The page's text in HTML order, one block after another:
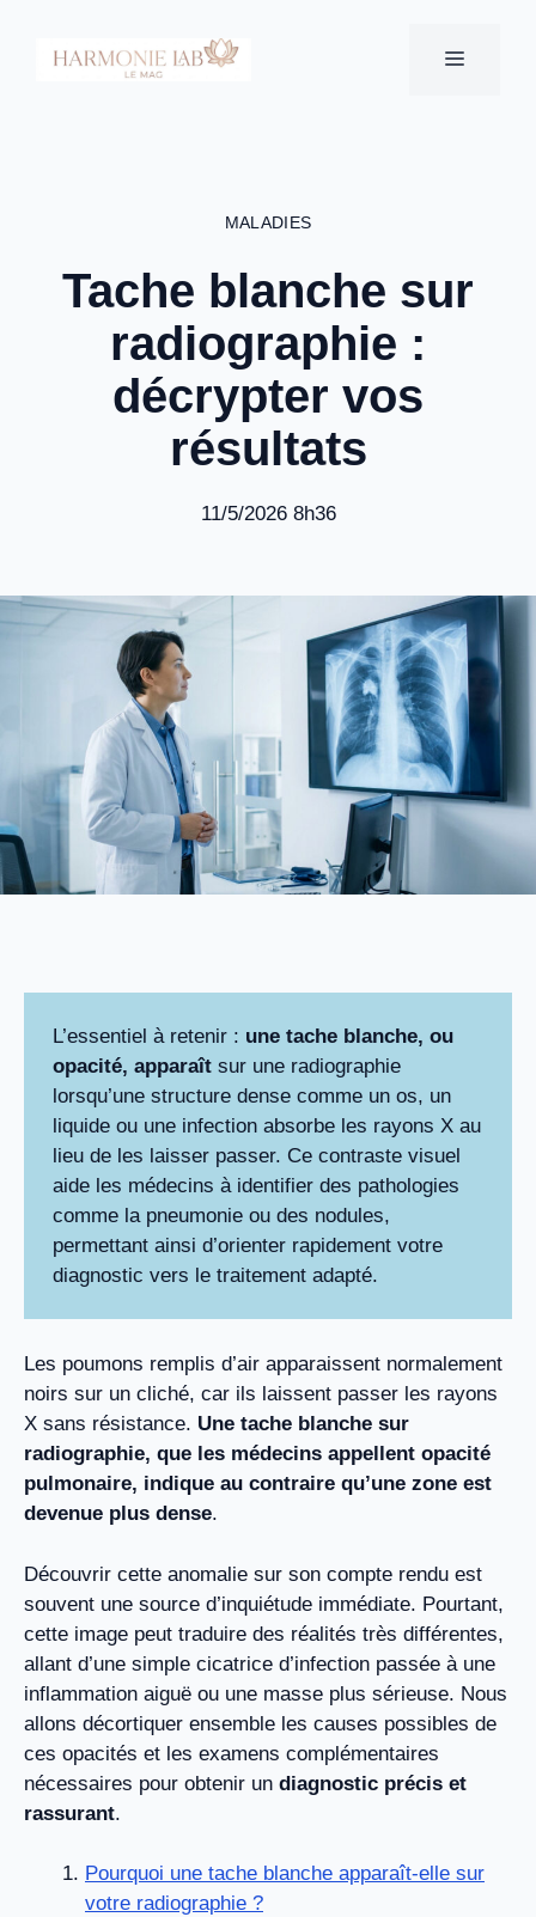
contenu
MENU
MALADIES
Tache blanche sur
radiographie :
décrypter vos
résultats
11/5/2026 8h36
L’essentiel à retenir : une tache blanche, ou
opacité, apparaît sur une radiographie
lorsqu’une structure dense comme un os, un
liquide ou une infection absorbe les rayons X au
lieu de les laisser passer. Ce contraste visuel
aide les médecins à identifier des pathologies
comme la pneumonie ou des nodules,
permettant ainsi d’orienter rapidement votre
diagnostic vers le traitement adapté.
Les poumons remplis d’air apparaissent normalement
noirs sur un cliché, car ils laissent passer les rayons
X sans résistance. Une tache blanche sur
radiographie, que les médecins appellent opacité
pulmonaire, indique au contraire qu’une zone est
devenue plus dense.
Découvrir cette anomalie sur son compte rendu est
souvent une source d’inquiétude immédiate. Pourtant,
cette image peut traduire des réalités très différentes,
allant d’une simple cicatrice d’infection passée à une
inflammation aiguë ou une masse plus sérieuse. Nous
allons décortiquer ensemble les causes possibles de
ces opacités et les examens complémentaires
nécessaires pour obtenir un diagnostic précis et
rassurant.
Pourquoi une tache blanche apparaît-elle sur
votre radiographie ?